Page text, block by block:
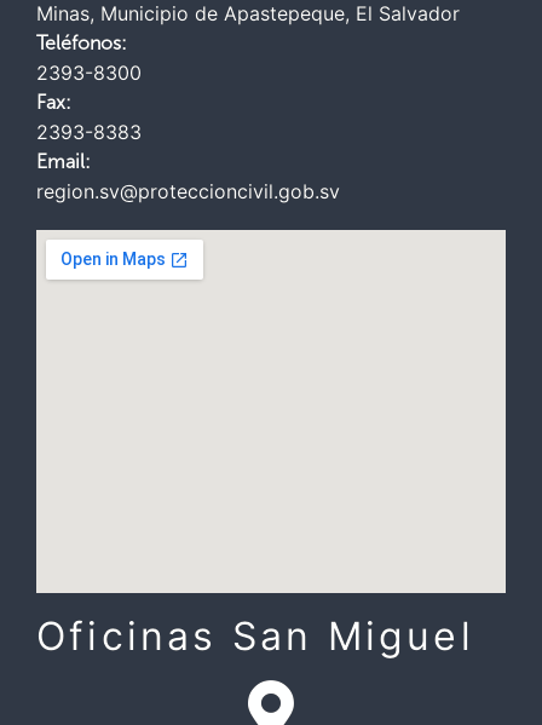
Minas, Municipio de Apastepeque, El Salvador
Teléfonos:
2393-8300
Fax:
2393-8383
Email:
region.sv@proteccioncivil.gob.sv
Oficinas San Miguel